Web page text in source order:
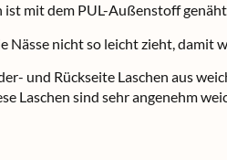
mit dem PUL-Außenstoff
Nässe nicht so leicht zieht,
und Rückseite Laschen aus
Laschen sind sehr angenehm